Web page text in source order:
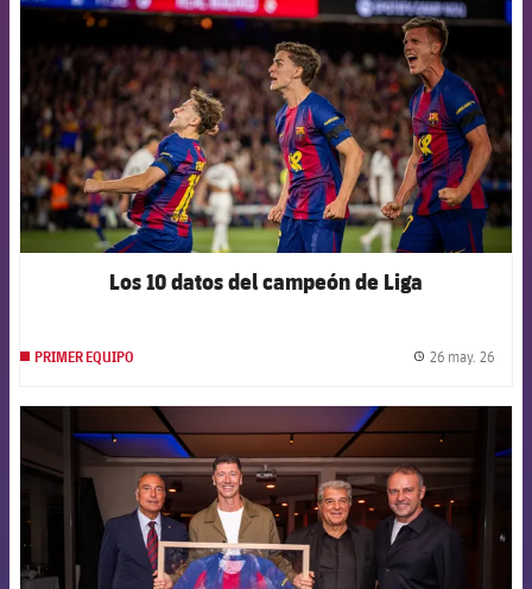
Los 10 datos del campeón de Liga
PRIMER EQUIPO 26 may. 26
FCB Barcelona badge